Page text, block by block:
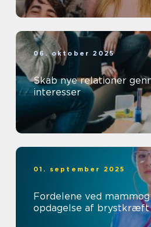
06. oktober 2025
Skab nye relationer
interesser
01. september 2025
Fordelene ved
opdagelse af brystkræft